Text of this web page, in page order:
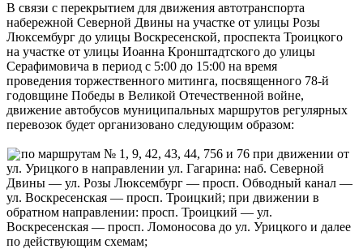
В связи с перекрытием для движения автотранспорта
набережной Северной Двины на участке от улицы Розы
Люксембург до улицы Воскресенской, проспекта Троицкого
на участке от улицы Иоанна Кронштадтского до улицы
Серафимовича в период с 5:00 до 15:00 на время
проведения торжественного митинга, посвященного 78-й
годовщине Победы в Великой Отечественной войне,
движение автобусов муниципальных маршрутов регулярных
перевозок будет организовано следующим образом:
по маршрутам № 1, 9, 42, 43, 44, 756 и 76 при движении от
ул. Урицкого в направлении ул. Гагарина: наб. Северной
Двины — ул. Розы Люксембург — просп. Обводный канал —
ул. Воскресенская — просп. Троицкий; при движении в
обратном направлении: просп. Троицкий — ул.
Воскресенская — просп. Ломоносова до ул. Урицкого и далее
по действующим схемам;